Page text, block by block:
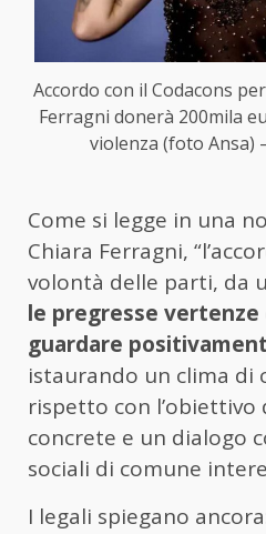
Accordo con il Codacons
Ferragni donerà 200mila
violenza (foto Ansa)
Come si legge in una
Chiara Ferragni,
volontà delle parti, da
le pregresse vertenze
guardare
istaurando un clima di
rispetto con
concrete e un dialogo
sociali di comune
I legali spiegano